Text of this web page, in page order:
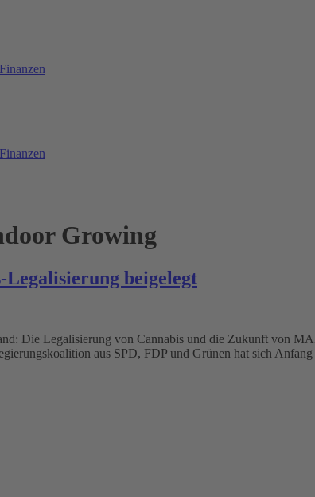
Growing
beigelegt
Die Legalisierung von Cannabis und die Zukunft von
aus SPD, FDP und Grünen hat sich